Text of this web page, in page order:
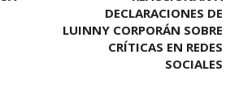
DECLARACIONES DE
LUINNY CORPORÁN SOBRE
CRÍTICAS EN REDES
SOCIALES